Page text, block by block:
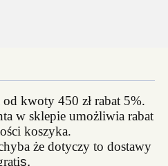
kwoty 450 zł rabat 5%.
w sklepie umożliwia rabat
koszyka.
że dotyczy to dostawy
s.